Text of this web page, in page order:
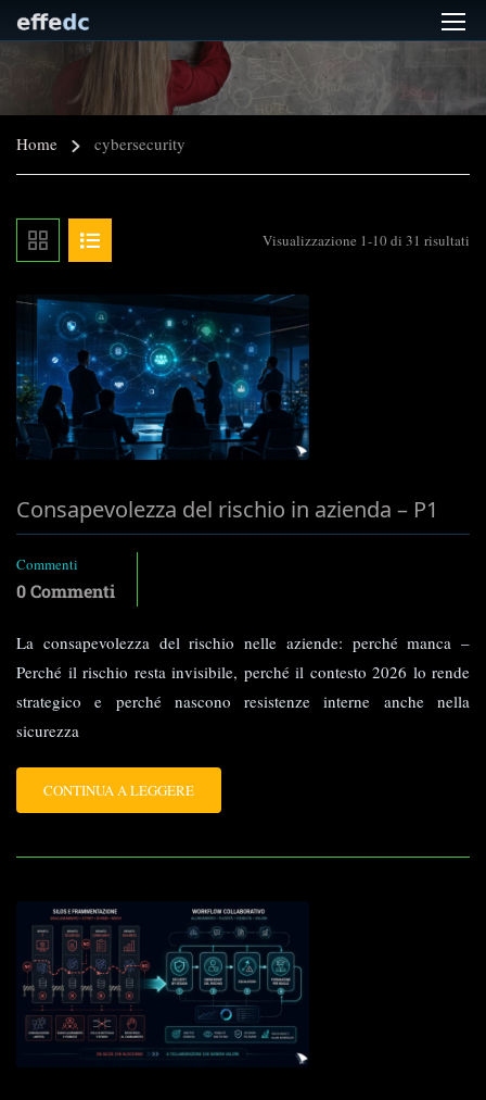
Home cybersecurity
Visualizzazione 1-10 di 31 risultati
Consapevolezza del rischio in azienda – P1
Commenti
0 Commenti
La consapevolezza del rischio nelle aziende: perché manca –
Perché il rischio resta invisibile, perché il contesto 2026 lo rende
strategico e perché nascono resistenze interne anche nella
sicurezza
LEGGI
TUTTO
CONSAPEVOLEZZA
IN
AZIENDA
–
P1
CONTINUA A LEGGERE